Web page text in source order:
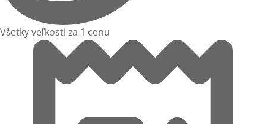
Všetky veľkosti za 1 cenu